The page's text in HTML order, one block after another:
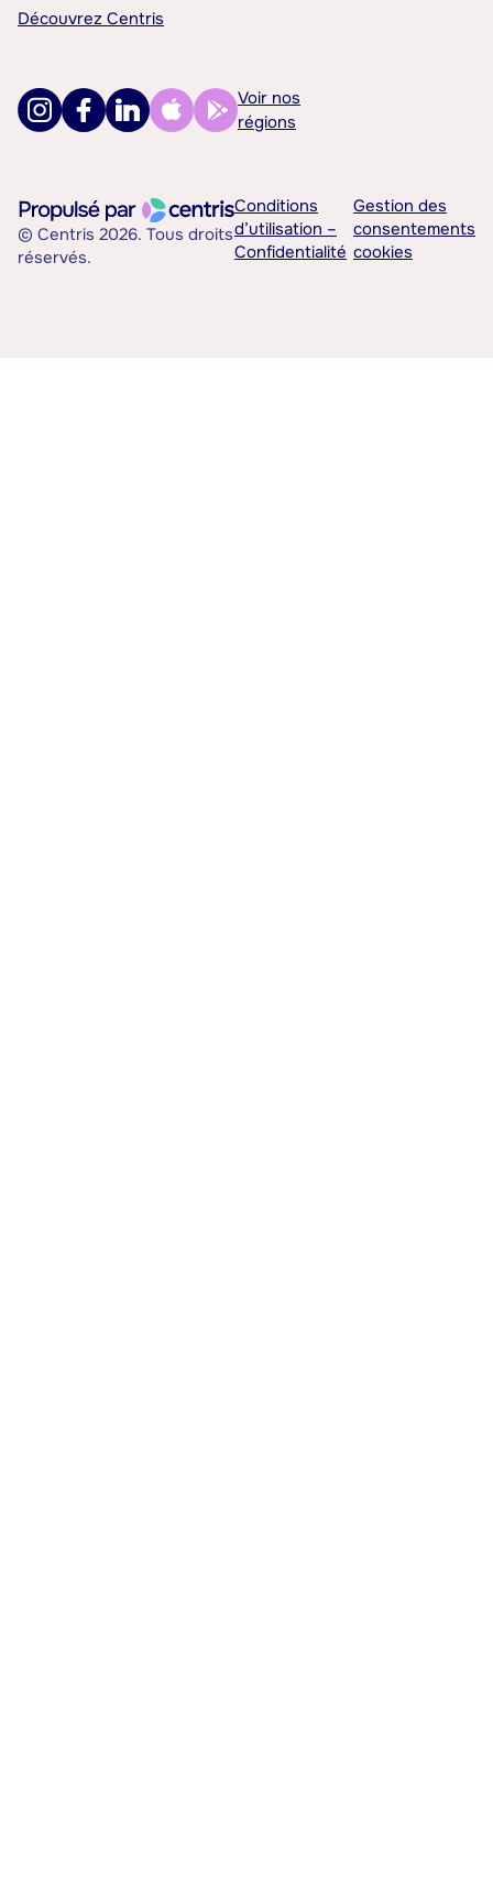
Découvrez Centris
Voir nos
régions
© Centris 2026. Tous droits
réservés.
Conditions
d’utilisation –
Confidentialité
Gestion des
consentements
cookies